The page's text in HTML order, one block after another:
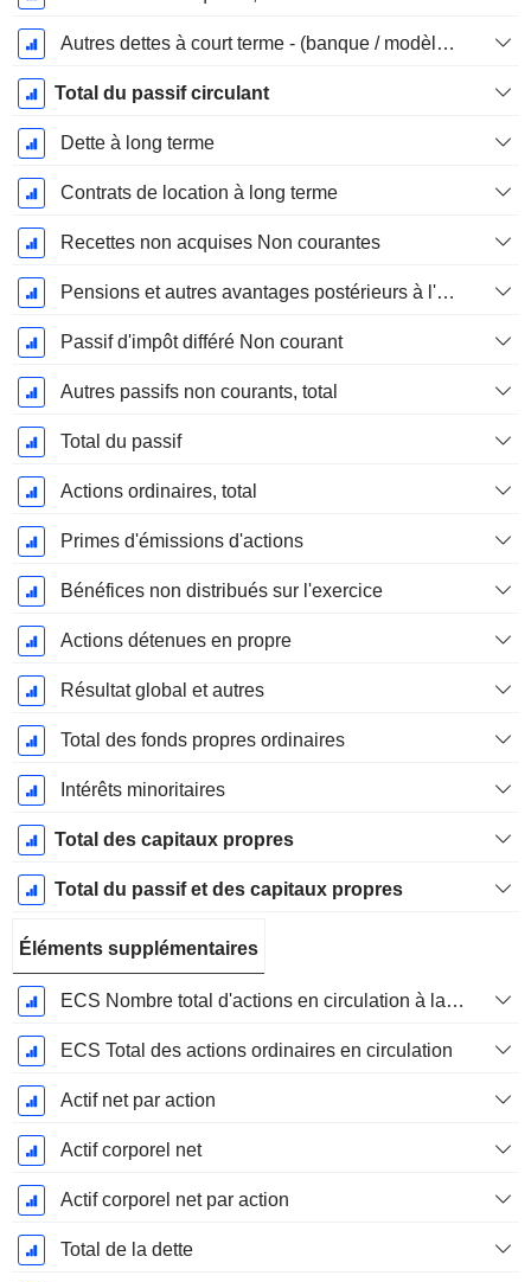
Autres dettes à court terme - (banque / modèle de service public)
Total du passif circulant
Dette à long terme
Contrats de location à long terme
Recettes non acquises Non courantes
Pensions et autres avantages postérieurs à l'emploi
Passif d'impôt différé Non courant
Autres passifs non courants, total
Total du passif
Actions ordinaires, total
Primes d'émissions d'actions
Bénéfices non distribués sur l'exercice
Actions détenues en propre
Résultat global et autres
Total des fonds propres ordinaires
Intérêts minoritaires
Total des capitaux propres
Total du passif et des capitaux propres
Éléments supplémentaires
ECS Nombre total d'actions en circulation à la date de dépôt
ECS Total des actions ordinaires en circulation
Actif net par action
Actif corporel net
Actif corporel net par action
Total de la dette